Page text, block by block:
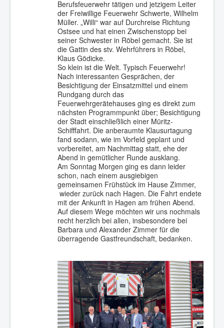
Berufsfeuerwehr tätigen und jetzigem Leiter
der Freiwillige Feuerwehr Schwerte, Wilhelm
Müller. „Willi“ war auf Durchreise Richtung
Ostsee und hat einen Zwischenstopp bei
seiner Schwester in Röbel gemacht. Sie ist
die Gattin des stv. Wehrführers in Röbel,
Klaus Gödicke.
So klein ist die Welt. Typisch Feuerwehr!
Nach interessanten Gesprächen, der
Besichtigung der Einsatzmittel und einem
Rundgang durch das
Feuerwehrgerätehauses ging es direkt zum
nächsten Programmpunkt über; Besichtigung
der Stadt einschließlich einer Müritz-
Schifffahrt. Die anberaumte Klausurtagung
fand sodann, wie im Vorfeld geplant und
vorbereitet, am Nachmittag statt, ehe der
Abend in gemütlicher Runde ausklang.
Am Sonntag Morgen ging es dann leider
schon, nach einem ausgiebigen
gemeinsamen Frühstück im Hause Zimmer,
wieder zurück nach Hagen. Die Fahrt endete
mit der Ankunft in Hagen am frühen Abend.
Auf diesem Wege möchten wir uns nochmals
recht herzlich bei allen, insbesondere bei
Barbara und Alexander Zimmer für die
überragende Gastfreundschaft, bedanken.